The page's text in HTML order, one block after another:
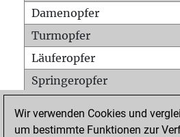
Damenopfer
Turmopfer
Läuferopfer
Springeropfer
Matt auf vollem Brett
Wir verwenden Cookies und
um bestimmte Funktionen zur